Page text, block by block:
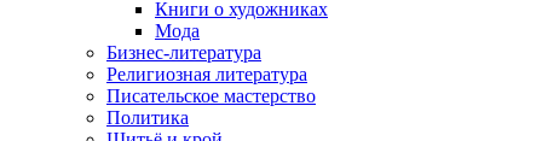
Книги о художниках
Мода
Бизнес-литература
Религиозная литература
Писательское мастерство
Политика